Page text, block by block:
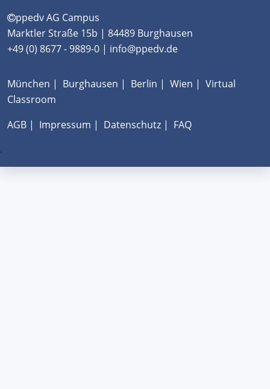
ppedv AG Campus
Marktler Straße 15b | 84489 Burghausen
+49 (0) 8677 - 9889-0 | info@ppedv.de
München | Burghausen | Berlin | Wien | Virtual
Classroom
AGB | Impressum | Datenschutz | FAQ